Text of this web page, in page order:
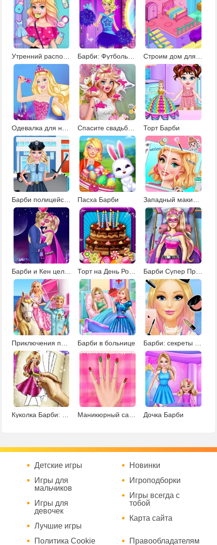
Утренний распорядок Барби Барби: Футбольные болельщицы
Спасите свадьбу Барби Торт Барби
Барби полицейский Пасха Барби
Барби и Кен целуются Торт на День Рождения 2 Барби Супер Принцесса в больнице
Барби в больнице
Дочка Барби
Детские игры
Игры для
мальчиков
Игры для
девочек
Лучшие игры
Новинки
Игроподборки
Игры всегда с
тобой
Карта сайта
Политика Cookie Правообладателям